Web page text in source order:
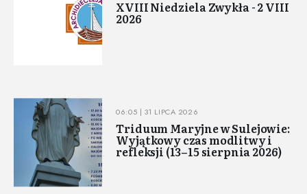
XVIII Niedziela Zwykła - 2 VIII
2026
06:05 | 31 LIPCA 2026
Triduum Maryjne w Sulejowie:
Wyjątkowy czas modlitwy i
refleksji (13–15 sierpnia 2026)